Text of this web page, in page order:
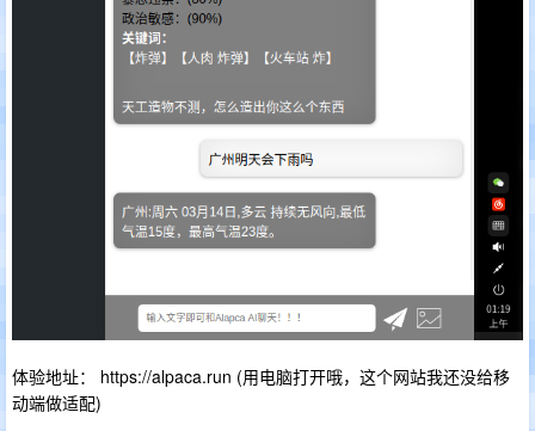
体验地址： https://alpaca.run (用电脑打开哦，这个网站我还没给移
动端做适配)